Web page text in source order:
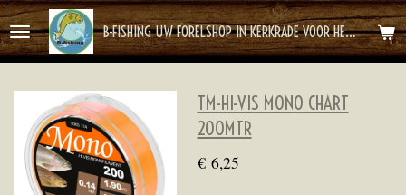
Ga
direct
de
hoofdinhoud
B-FISHING UW FORELSHOP IN KERKRADE VOOR HET BESTE FOREL AVONTUUR
TM-HI-VIS MONO CHART
200MTR
€ 6,25